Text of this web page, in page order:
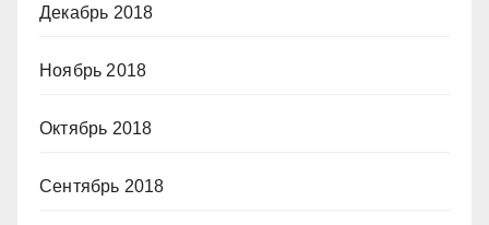
Декабрь 2018
Ноябрь 2018
Октябрь 2018
Сентябрь 2018